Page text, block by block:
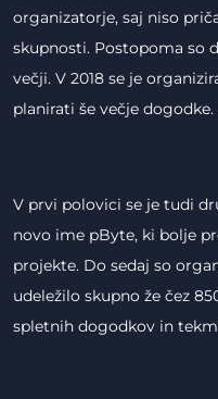
organizatorje, saj niso
skupnosti. Postopoma so
večji. V 2018 se je
planirati še večje dogodke.
V prvi polovici se je tudi
novo ime pByte, ki bolje
projekte. Do sedaj so
udeležilo skupno že čez
spletnih dogodkov in